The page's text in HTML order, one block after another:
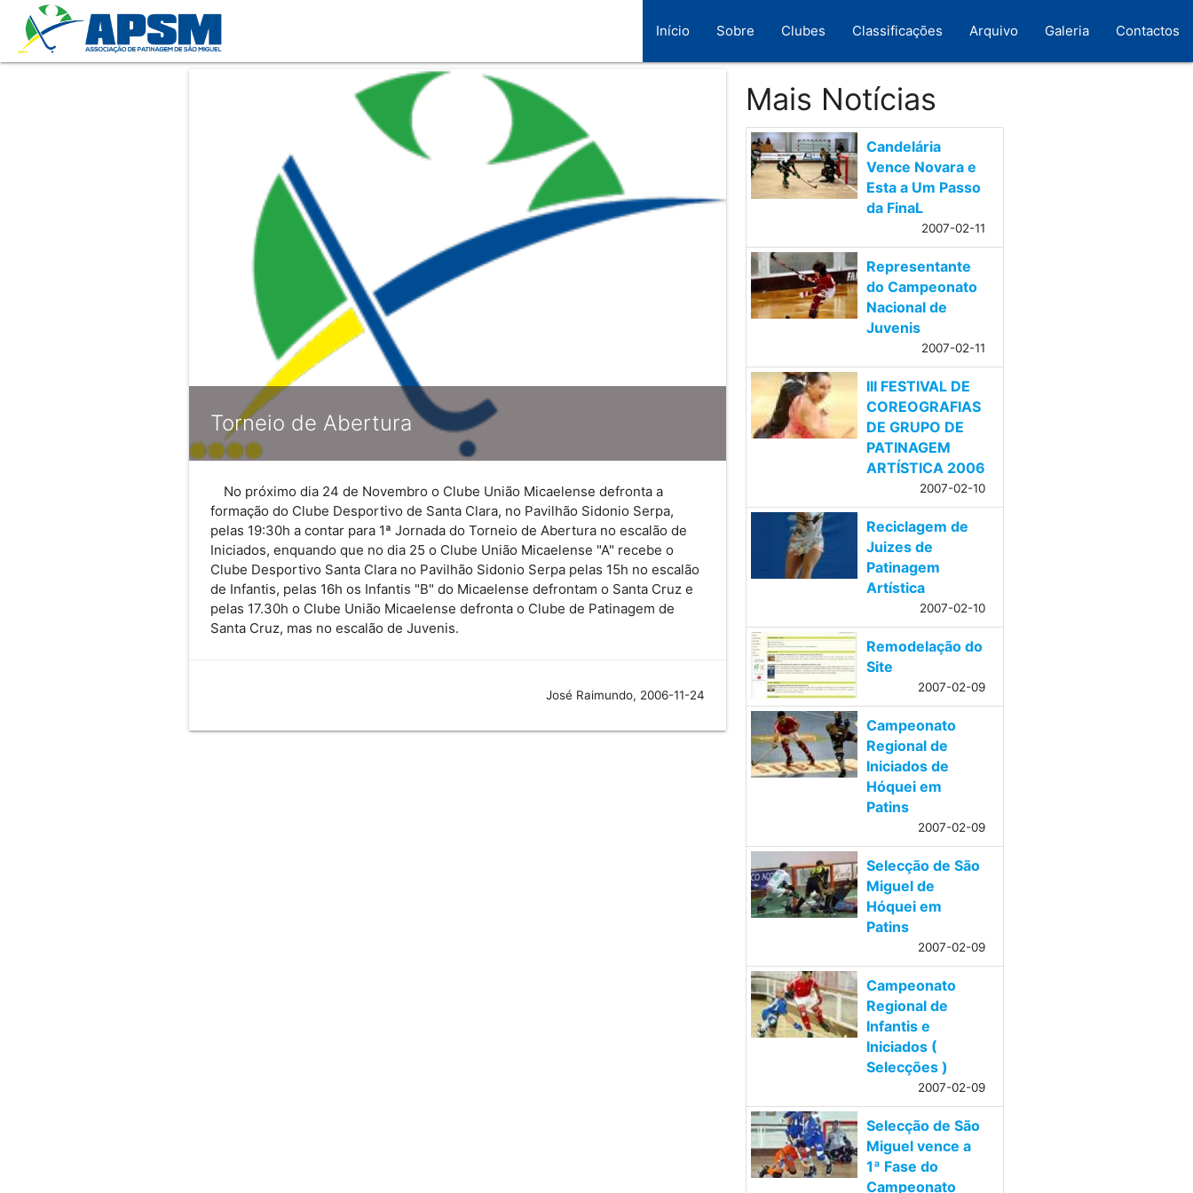
Início Sobre Clubes Classificações Arquivo Galeria Contactos
Torneio de Abertura
No próximo dia 24 de Novembro o Clube União Micaelense defronta a
formação do Clube Desportivo de Santa Clara, no Pavilhão Sidonio Serpa,
pelas 19:30h a contar para 1ª Jornada do Torneio de Abertura no escalão de
Iniciados, enquando que no dia 25 o Clube União Micaelense "A" recebe o
Clube Desportivo Santa Clara no Pavilhão Sidonio Serpa pelas 15h no escalão
de Infantis, pelas 16h os Infantis "B" do Micaelense defrontam o Santa Cruz e
pelas 17.30h o Clube União Micaelense defronta o Clube de Patinagem de
Santa Cruz, mas no escalão de Juvenis.
José Raimundo, 2006-11-24
Mais Notícias
Candelária
Vence Novara e
Esta a Um Passo
da FinaL
2007-02-11
Representante
do Campeonato
Nacional de
Juvenis
2007-02-11
III FESTIVAL DE
COREOGRAFIAS
DE GRUPO DE
PATINAGEM
ARTÍSTICA 2006
2007-02-10
Reciclagem de
Juizes de
Patinagem
Artística
2007-02-10
Remodelação do
Site
2007-02-09
Campeonato
Regional de
Iniciados de
Hóquei em
Patins
2007-02-09
Selecção de São
Miguel de
Hóquei em
Patins
2007-02-09
Campeonato
Regional de
Infantis e
Iniciados (
Selecções )
2007-02-09
Selecção de São
Miguel vence a
1ª Fase do
Campeonato